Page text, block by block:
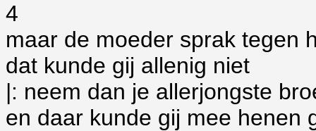
4
maar de moeder sprak tegen
dat kunde gij allenig niet
|: neem dan je allerjongste
en daar kunde gij mee henen